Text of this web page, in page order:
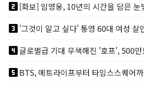
looks_two[화보] 임영웅, 10년의 시간을 담은 눈
looks_3
looks_4글로벌급 기대 무색해진 '호프', 500
looks_5